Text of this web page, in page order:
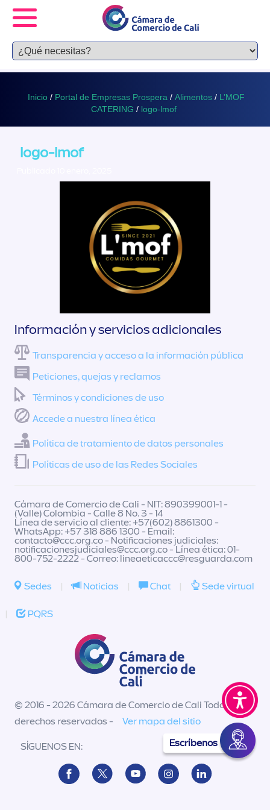
Inicio / Portal de Empresas Prospera / Alimentos / L’MOF
CATERING / logo-lmof
logo-lmof
Escríbenos
Información y servicios adicionales
Transparencia y acceso a la información pública
Peticiones, quejas y reclamos
Términos y condiciones de uso
Accede a nuestra línea ética
Política de tratamiento de datos personales
Políticas de uso de las Redes Sociales
Cámara de Comercio de Cali - NIT: 890399001-1 -
(Valle) Colombia - Calle 8 No. 3 - 14
Línea de servicio al cliente: +57(602) 8861300 -
WhatsApp: +57 318 886 1300 - Email:
contacto@ccc.org.co- Notificaciones judiciales:
notificacionesjudiciales@ccc.org.co- Línea ética: 01-
800-752-2222 - Correo: lineaeticaccc@resguarda.com
Sedes | Noticias | Chat | Sede virtual
| PQRS
© 2016 - 2026 Cámara de Comercio de Cali Todos los
derechos reservados -
Ver mapa del sitio
SÍGUENOS EN: